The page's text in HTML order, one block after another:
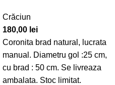
Crăciun
180,00 lei
Coronita brad natural, lucrata
manual. Diametru gol :25 cm,
cu brad : 50 cm. Se livreaza
ambalata. Stoc limitat.